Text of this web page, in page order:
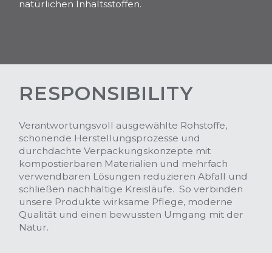
natürlichen Inhaltsstoffen.
RESPONSIBILITY
Verantwortungsvoll ausgewählte Rohstoffe,
schonende Herstellungsprozesse und
durchdachte Verpackungskonzepte mit
kompostierbaren Materialien und mehrfach
verwendbaren Lösungen reduzieren Abfall und
schließen nachhaltige Kreisläufe. So verbinden
unsere Produkte wirksame Pflege, moderne
Qualität und einen bewussten Umgang mit der
Natur.